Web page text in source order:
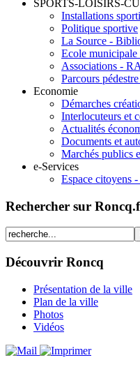
SPORTS-LOISIRS-
Installations
Politique sportive
La Source -
Ecole municipale
Associations -
Parcours
Economie
Démarches
Interlocuteurs et
Actualités
Documents et
Marchés publics
e-Services
Espace citoyens
Rechercher sur
Découvrir Roncq
Présentation de la ville
Plan de la ville
Photos
Vidéos